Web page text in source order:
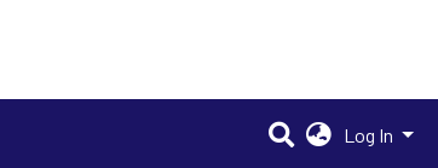
Log In